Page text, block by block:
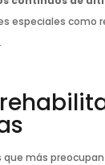
especiales como
más